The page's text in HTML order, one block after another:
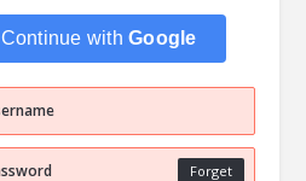
Continue with Google
Forget